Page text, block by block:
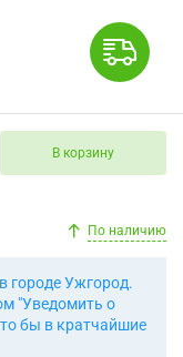
В корзину
По наличию
городе Ужгород.
"Уведомить о
бы в кратчайшие